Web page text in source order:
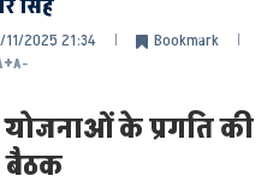
सिंह
11/2025 21:34
Bookmark
A-
योजनाओं के प्रगति की
बैठक